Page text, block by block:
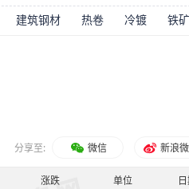
建筑钢材 热卷 冷镀 铁
分享至: 微信 新浪
涨跌 单位